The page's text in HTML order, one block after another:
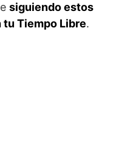
siguiendo estos
tu Tiempo Libre.